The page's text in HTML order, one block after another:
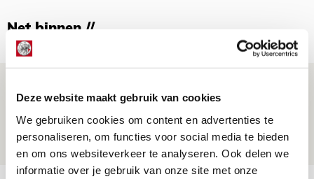
Deze website maakt gebruik van cookies
We gebruiken cookies om content en advertenties te
personaliseren, om functies voor social media te bieden
en om ons websiteverkeer te analyseren. Ook delen we
informatie over je gebruik van onze site met onze
Net binnen //
Zwolle - Ajax
08 AUGUSTUS 2026 - 12:32
NIEUWS